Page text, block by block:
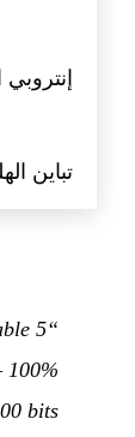
تباين
5
100%
bits